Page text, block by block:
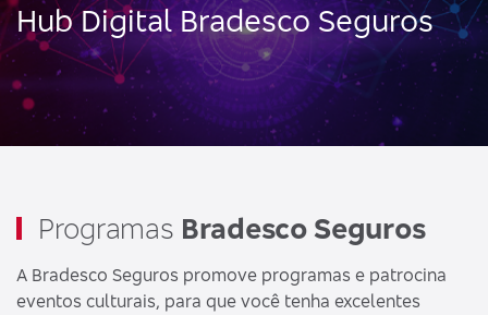
Hub Digital Bradesco Seguros
Programas Bradesco Seguros
A Bradesco Seguros promove programas e patrocina
eventos culturais, para que você tenha excelentes